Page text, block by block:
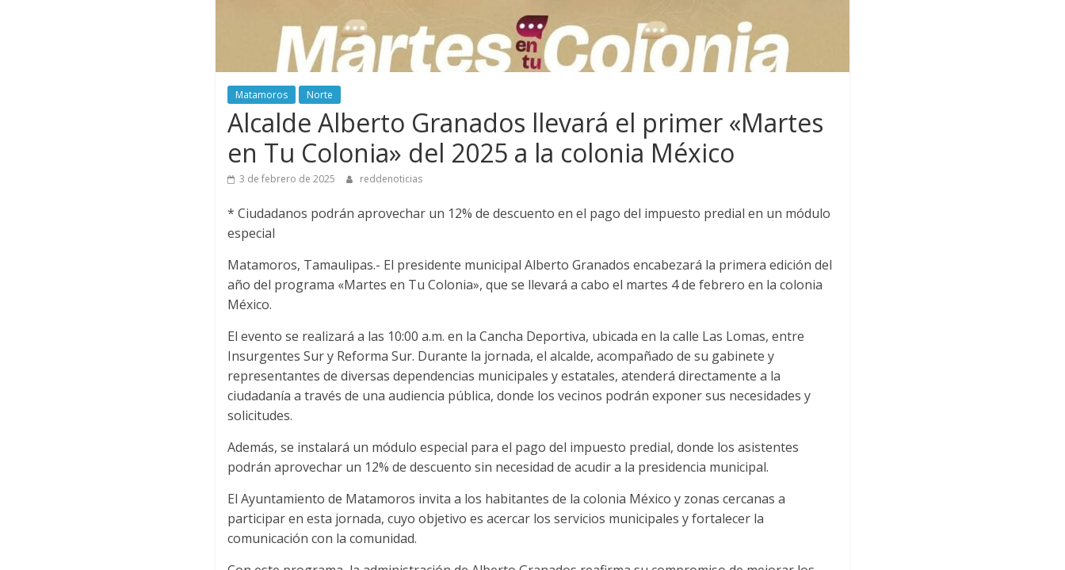
Matamoros Norte
Alcalde Alberto Granados llevará el primer «Martes
en Tu Colonia» del 2025 a la colonia México
3 de febrero de 2025 reddenoticias
* Ciudadanos podrán aprovechar un 12% de descuento en el pago del impuesto predial en un módulo
especial
Matamoros, Tamaulipas.- El presidente municipal Alberto Granados encabezará la primera edición del
año del programa «Martes en Tu Colonia», que se llevará a cabo el martes 4 de febrero en la colonia
México.
El evento se realizará a las 10:00 a.m. en la Cancha Deportiva, ubicada en la calle Las Lomas, entre
Insurgentes Sur y Reforma Sur. Durante la jornada, el alcalde, acompañado de su gabinete y
representantes de diversas dependencias municipales y estatales, atenderá directamente a la
ciudadanía a través de una audiencia pública, donde los vecinos podrán exponer sus necesidades y
solicitudes.
Además, se instalará un módulo especial para el pago del impuesto predial, donde los asistentes
podrán aprovechar un 12% de descuento sin necesidad de acudir a la presidencia municipal.
El Ayuntamiento de Matamoros invita a los habitantes de la colonia México y zonas cercanas a
participar en esta jornada, cuyo objetivo es acercar los servicios municipales y fortalecer la
comunicación con la comunidad.